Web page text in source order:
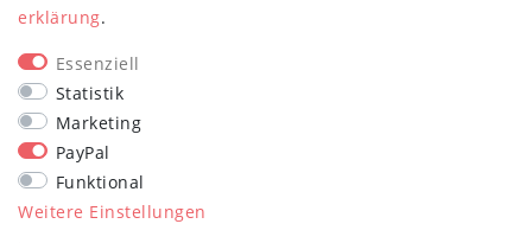
erklärung.
Essenziell
Statistik
Marketing
PayPal
Funktional
Weitere Einstellungen